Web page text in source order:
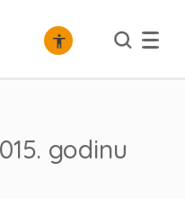
godinu